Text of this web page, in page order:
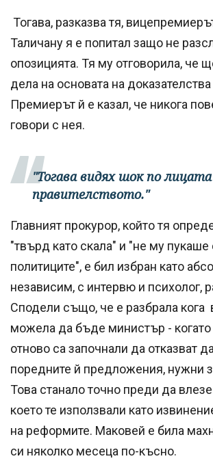
Тогава, разказва тя,
Таличану я е попитал защо не
опозицията. Тя му отговорила, че
дела на основата на
Премиерът й е казал, че никога
говори с нея.
"Тогава видях шок по
правителството."
Главният прокурор, който тя
"твърд като скала" и "не му пукаше
политиците", е бил избран като
независим, с интервю и психолог,
Сподели също, че е разбрала кога
можела да бъде министър - когато
отново са започнали да отказват
поредните й предложения, нужни
Това станало точно преди да
което те използвали като
на реформите. Маковей е била
си няколко месеца по-късно.